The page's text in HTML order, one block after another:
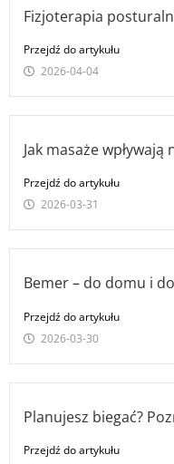
Fizjoterapia
Przejdź do artykułu
2026-04-04
Jak masaże
Przejdź do artykułu
2026-03-31
Bemer – do domu i
Przejdź do artykułu
2026-03-30
Planujesz biegać?
Przejdź do artykułu